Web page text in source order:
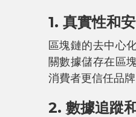
1. 真實性和
區塊鏈的去中心
關數據儲存在區
消費者更信任品
2. 數據追蹤